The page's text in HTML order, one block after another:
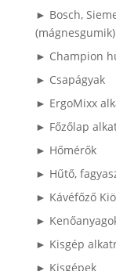
► Bosch,
(mágnesgumik)
► Champion
► Csapágyak
► ErgoMixx
► Főzőlap
► Hőmérők
► Hűtő,
► Kávéfőző
►
► Kisgép
► Kisgépek